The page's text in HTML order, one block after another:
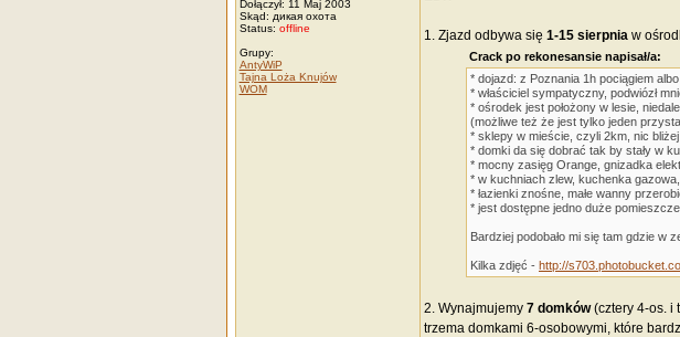
Dołączył: 11 Maj 2003
Skąd: дикая охота
Status: offline
Grupy:
AntyWiP
Tajna Loża Knujów
WOM
1. Zjazd odbywa się 1-15 sierpniaw
Crack po rekonesansie napisał/a:
* dojazd: z Poznania 1h pociągiem
* właściciel sympatyczny, podwiózł
* ośrodek jest położony w lesie,
(możliwe też że jest tylko jeden
* sklepy w mieście, czyli 2km, nic bliżej
* domki da się dobrać tak by stały w
* mocny zasięg Orange, gnizadka
* w kuchniach zlew, kuchenka
* łazienki znośne, małe wanny
* jest dostępne jedno duże
Bardziej podobało mi się tam gdzie w
Kilka zdjęć - http://
2. Wynajmujemy 7 domków(cztery 4-os. i
trzema domkami 6-osobowymi, które